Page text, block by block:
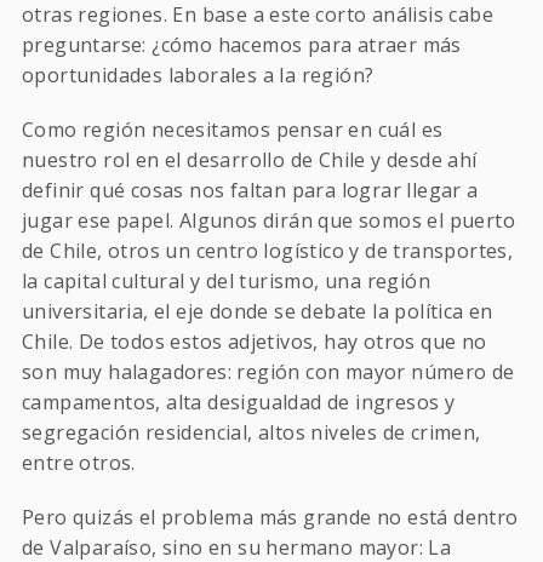
otras regiones. En base a este corto análisis cabe
preguntarse: ¿cómo hacemos para atraer más
oportunidades laborales a la región?
Como región necesitamos pensar en cuál es
nuestro rol en el desarrollo de Chile y desde ahí
definir qué cosas nos faltan para lograr llegar a
jugar ese papel. Algunos dirán que somos el puerto
de Chile, otros un centro logístico y de transportes,
la capital cultural y del turismo, una región
universitaria, el eje donde se debate la política en
Chile. De todos estos adjetivos, hay otros que no
son muy halagadores: región con mayor número de
campamentos, alta desigualdad de ingresos y
segregación residencial, altos niveles de crimen,
entre otros.
Pero quizás el problema más grande no está dentro
de Valparaíso, sino en su hermano mayor: La